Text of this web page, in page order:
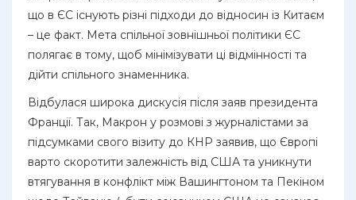
що в ЄС існують різні підходи до відносин із Китаєм
– це факт. Мета спільної зовнішньої політики ЄС
полягає в тому, щоб мінімізувати ці відмінності та
дійти спільного знаменника.
Відбулася широка дискусія після заяв президента
Франції. Так, Макрон у розмові з журналістами за
підсумками свого візиту до КНР заявив, що Європі
варто скоротити залежність від США та уникнути
втягування в конфлікт між Вашингтоном та Пекіном